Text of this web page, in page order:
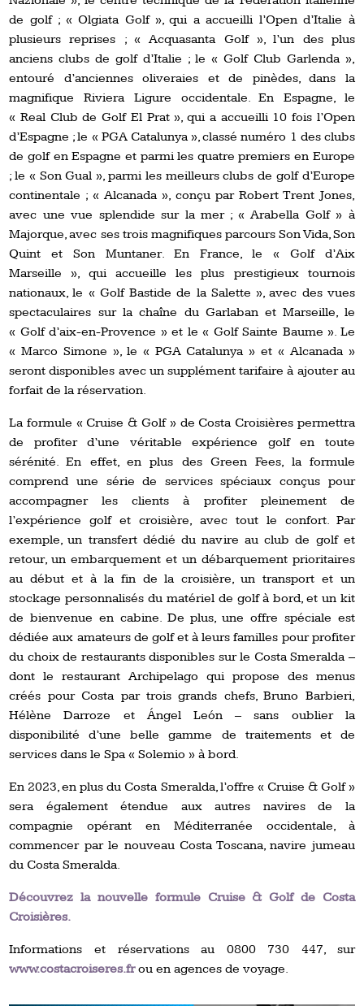
de golf ; « Olgiata Golf », qui a accueilli l’Open d’Italie à
plusieurs reprises ; « Acquasanta Golf », l’un des plus
anciens clubs de golf d’Italie ; le « Golf Club Garlenda »,
entouré d’anciennes oliveraies et de pinèdes, dans la
magnifique Riviera Ligure occidentale. En Espagne, le
« Real Club de Golf El Prat », qui a accueilli 10 fois l’Open
d’Espagne ; le « PGA Catalunya », classé numéro 1 des clubs
de golf en Espagne et parmi les quatre premiers en Europe
; le « Son Gual », parmi les meilleurs clubs de golf d’Europe
continentale ; « Alcanada », conçu par Robert Trent Jones,
avec une vue splendide sur la mer ; « Arabella Golf » à
Majorque, avec ses trois magnifiques parcours Son Vida, Son
Quint et Son Muntaner. En France, le « Golf d’Aix
Marseille », qui accueille les plus prestigieux tournois
nationaux, le « Golf Bastide de la Salette », avec des vues
spectaculaires sur la chaîne du Garlaban et Marseille, le
« Golf d’aix-en-Provence » et le « Golf Sainte Baume ». Le
« Marco Simone », le « PGA Catalunya » et « Alcanada »
seront disponibles avec un supplément tarifaire à ajouter au
forfait de la réservation.
La formule « Cruise & Golf » de Costa Croisières permettra
de profiter d’une véritable expérience golf en toute
sérénité. En effet, en plus des Green Fees, la formule
comprend une série de services spéciaux conçus pour
accompagner les clients à profiter pleinement de
l’expérience golf et croisière, avec tout le confort. Par
exemple, un transfert dédié du navire au club de golf et
retour, un embarquement et un débarquement prioritaires
au début et à la fin de la croisière, un transport et un
stockage personnalisés du matériel de golf à bord, et un kit
de bienvenue en cabine. De plus, une offre spéciale est
dédiée aux amateurs de golf et à leurs familles pour profiter
du choix de restaurants disponibles sur le Costa Smeralda –
dont le restaurant Archipelago qui propose des menus
créés pour Costa par trois grands chefs, Bruno Barbieri,
Hélène Darroze et Ángel León – sans oublier la
disponibilité d’une belle gamme de traitements et de
services dans le Spa « Solemio » à bord.
En 2023, en plus du Costa Smeralda, l’offre « Cruise & Golf »
sera également étendue aux autres navires de la
compagnie opérant en Méditerranée occidentale, à
commencer par le nouveau Costa Toscana, navire jumeau
du Costa Smeralda.
Découvrez la nouvelle formule Cruise & Golf de Costa
Croisières.
Informations et réservations au 0800 730 447, sur
www.costacroiseres.frou en agences de voyage.